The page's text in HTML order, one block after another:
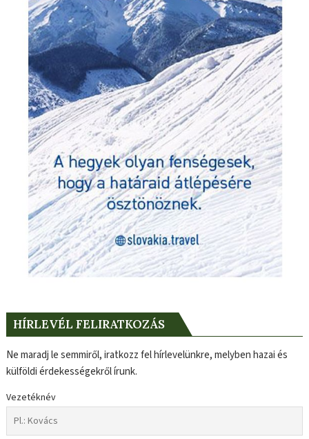
HÍRLEVÉL FELIRATKOZÁS
Ne maradj le semmiről, iratkozz fel hírlevelünkre, melyben hazai és
külföldi érdekességekről írunk.
Vezetéknév